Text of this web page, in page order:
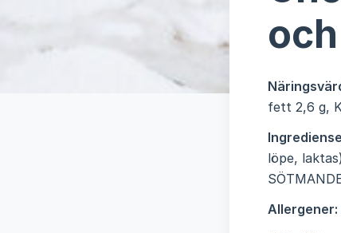
fett 2,6 g,
löpe,
Allergener: